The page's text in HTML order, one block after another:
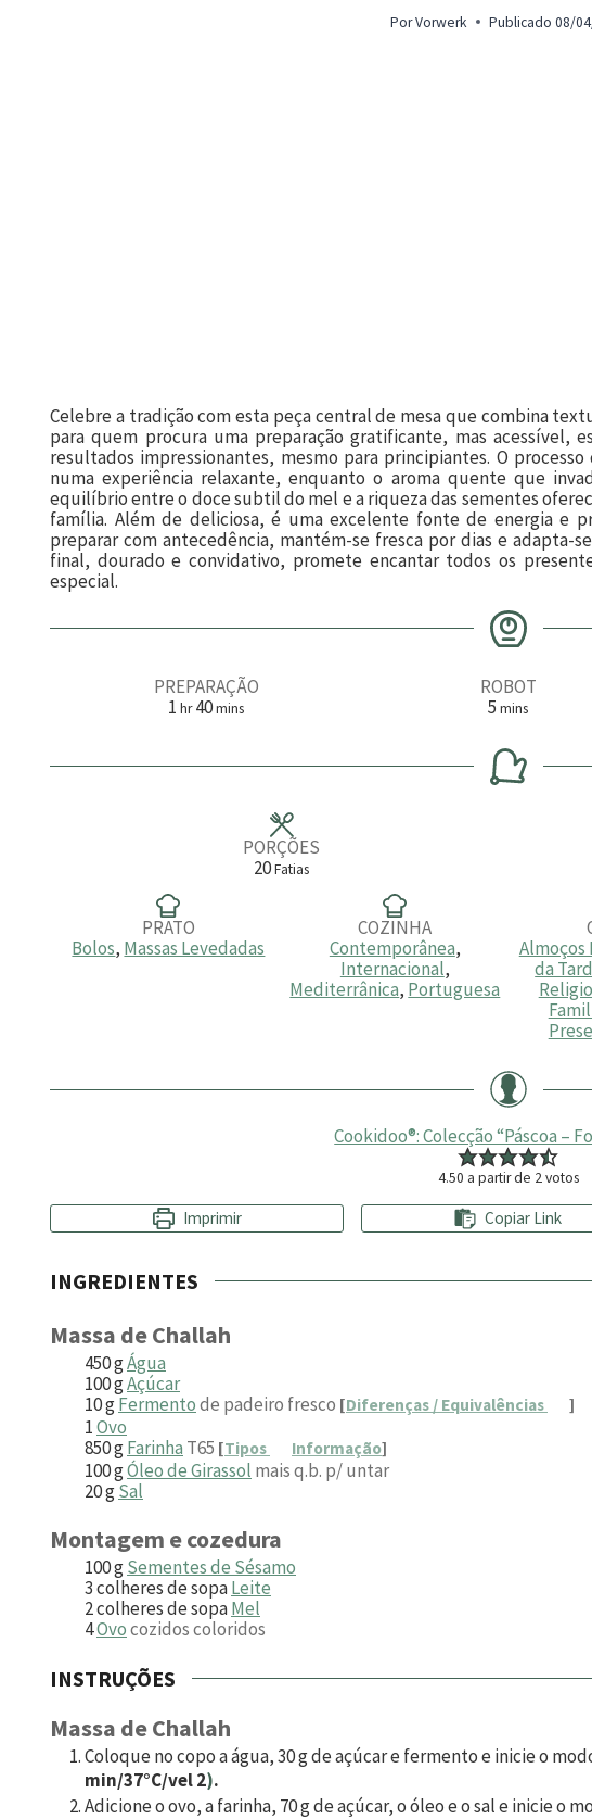
Por Vorwerk Publicado 08/
Celebre a tradição com esta peça central de mesa que combina
para quem procura uma preparação gratificante, mas acessível,
resultados impressionantes, mesmo para principiantes. O
numa experiência relaxante, enquanto o aroma quente que
equilíbrio entre o doce subtil do mel e a riqueza das sementes
família. Além de deliciosa, é uma excelente fonte de energia e
preparar com antecedência, mantém-se fresca por dias e adapta-
final, dourado e convidativo, promete encantar todos os
especial.
PREPARAÇÃO
1h
a
hr 40m
u
mins
ROBOT
5m
n
u
t
mins
PORÇÕES
20Fatias
PRATO
Bolos, Massas Levedadas
COZINHA
Contemporânea,
Internacional,
Mediterrânica, Portuguesa
Almoços
da
Cookidoo®: Colecção “Páscoa –
4.50 a partir de 2votos
Imprimir Copiar Link
INGREDIENTES
Massa de Challah
450gÁgua
100gAçúcar
10gFermentode padeiro fresco [Diferenças / Equivalências ]
1Ovo
850gFarinha T65 [Tipos Informação]
100gÓleo de Girassol mais q.b. p/ untar
20gSal
Montagem e cozedura
100gSementes de Sésamo
3colheres de sopaLeite
2colheres de sopaMel
4Ovocozidos coloridos
INSTRUÇÕES
Massa de Challah
Coloque no copo a água,30g de açúcar e fermento e inicie o
min/37°C/vel 2).
Adicione o ovo, a farinha, 70g de açúcar, o óleo e o sal e inicie o